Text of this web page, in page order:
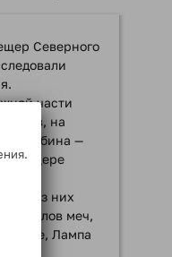
Северного
части
на
глубина —
В пещере
из них
меч,
Лампа